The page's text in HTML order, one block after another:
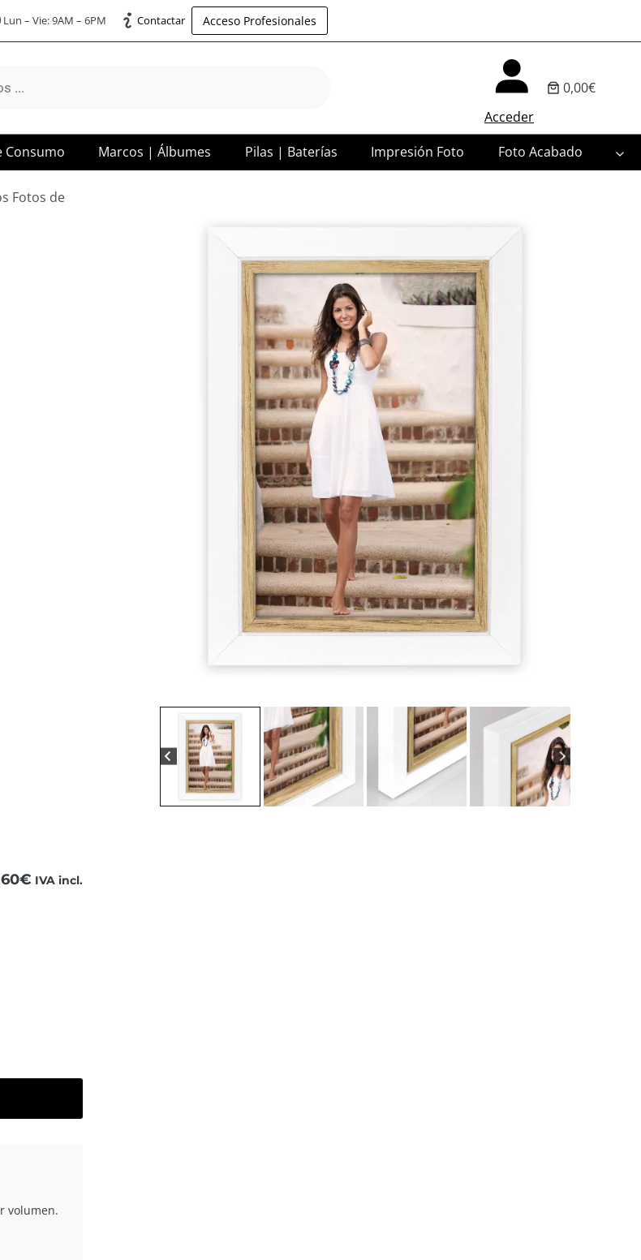
Lun – Vie: 9AM – 6PM Contactar Acceso Profesionales
Acceder
0,00€
Consumo Marcos | Álbumes Pilas | Baterías Impresión Foto Foto Acabado
Fotos de
€ IVA incl.
volumen.